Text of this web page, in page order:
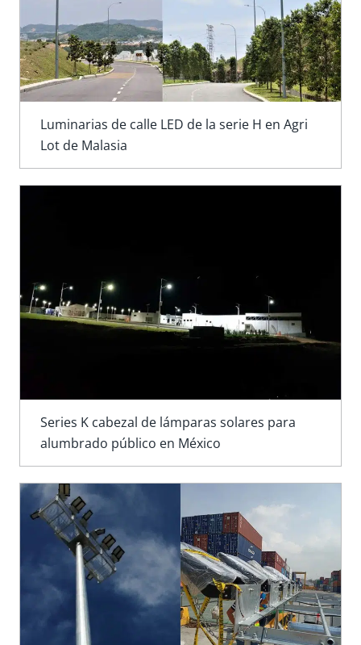
Luminarias de calle LED de la serie H en Agri
Lot de Malasia
Series K cabezal de lámparas solares para
alumbrado público en México